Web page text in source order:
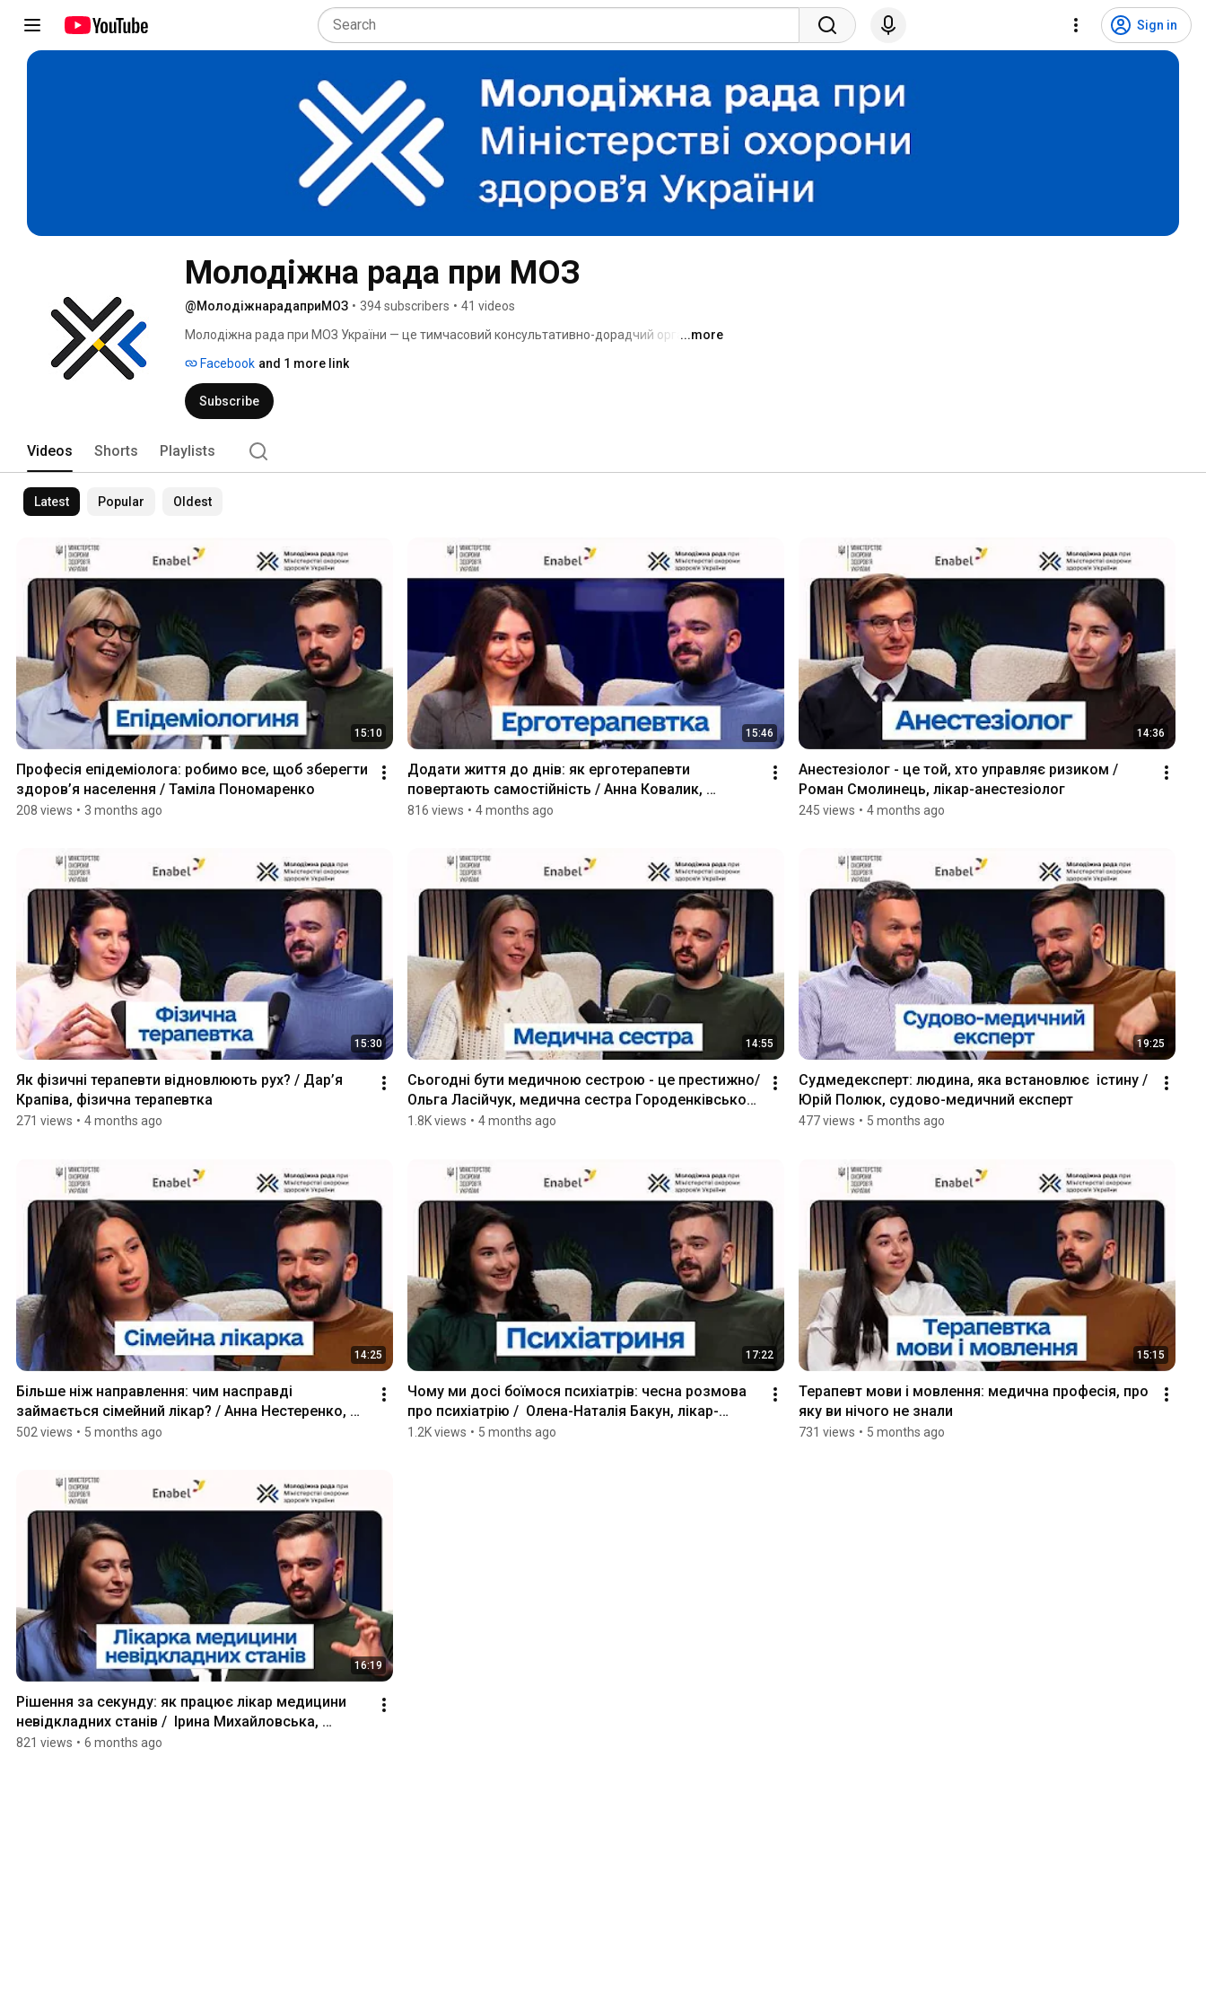
Sign in
Молодіжна рада при МОЗ
@МолодіжнарадаприМОЗ • 394 subscribers • 41 videos
Молодіжна рада при МОЗ України — це тимчасовий консультативно-дорадчий орган,
охорони здоровʼя та надання пропозицій та рекомендацій МОЗ з питань, що стосуються
його діяльності та забезпечення взаємодії з інститутами громадянського суспільства.
...more
Facebook and 1 more link
Subscribe
Videos Shorts Playlists
Latest Popular Oldest
15:10
Професія епідеміолога: робимо все, щоб зберегти
здоров’я населення / Таміла Пономаренко
208 views • 3 months ago
15:46
Додати життя до днів: як ерготерапевти
повертають самостійність / Анна Ковалик,
ерготерапевтка
816 views • 4 months ago
14:36
Анестезіолог - це той, хто управляє ризиком /
Роман Смолинець, лікар-анестезіолог
245 views • 4 months ago
15:30
Як фізичні терапевти відновлюють рух? / Дар’я
Крапіва, фізична терапевтка
271 views • 4 months ago
14:55
Сьогодні бути медичною сестрою - це престижно/
Ольга Ласійчук, медична сестра Городенківського
ЦПМСД
1.8K views • 4 months ago
19:25
Судмедексперт: людина, яка встановлює  істину /
Юрій Полюк, судово-медичний експерт
477 views • 5 months ago
14:25
Більше ніж направлення: чим насправді
займається сімейний лікар? / Анна Нестеренко,
сімейна лікарка
502 views • 5 months ago
17:22
Чому ми досі боїмося психіатрів: чесна розмова
про психіатрію /  Олена-Наталія Бакун, лікар-
психіатр
1.2K views • 5 months ago
15:15
Терапевт мови і мовлення: медична професія, про
яку ви нічого не знали
731 views • 5 months ago
16:19
Рішення за секунду: як працює лікар медицини
невідкладних станів /  Ірина Михайловська,
лікарка МНС
821 views • 6 months ago